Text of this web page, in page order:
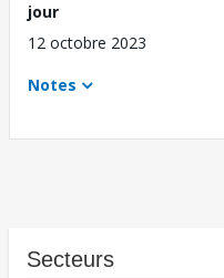
jour
12 octobre 2023
Notes
Secteurs